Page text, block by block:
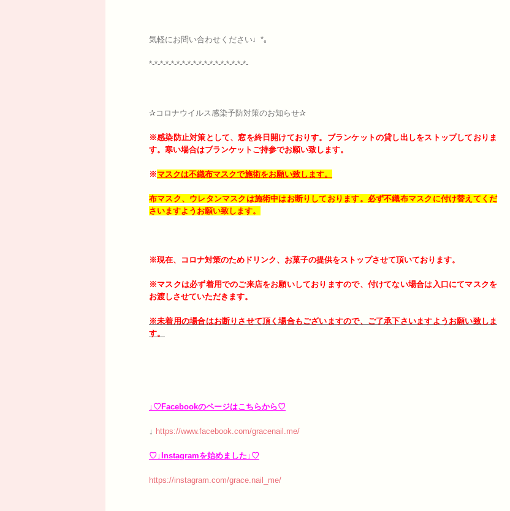
気軽にお問い合わせください♩*｡
*-*-*-*-*-*-*-*-*-*-*-*-*-*-*-*-*-*-
✰コロナウイルス感染予防対策のお知らせ✰
※感染防止対策として、窓を終日開けておりす。 ブランケットの貸し出しをストップしておりま
す。寒い場合はブランケットご持参でお願い致します。
※マスクは不織布マスクで施術をお願い致します。
布マスク、ウレタンマスクは施術中はお断りしております。必ず不織布マスクに付け替えてくだ
さいますようお願い致します。
※現在、コロナ対策のためドリンク、お菓子の提供をストップさせて頂いております。
※マスクは必ず着用でのご来店をお願いしておりますので、付けてない場合は入口にてマスクを
お渡しさせていただきます。
※未着用の場合はお断りさせて頂く場合もございますので、ご了承下さいますようお願い致しま
す。
↓♡Facebookのページはこちらから♡
↓ https://www.facebook.com/gracenail.me/
♡↓Instagramを始めました↓♡
https://instagram.com/grace.nail_me/